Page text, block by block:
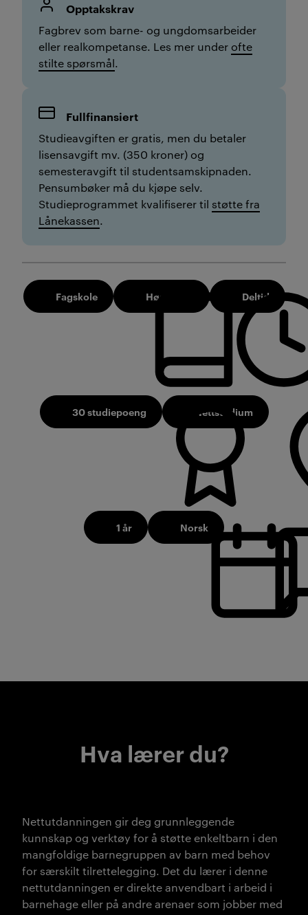
Opptakskrav
Fagbrev som barne- og ungdomsarbeider
eller realkompetanse. Les mer under ofte
stilte spørsmål.
Fullfinansiert
Studieavgiften er gratis, men du betaler
lisensavgift mv. (350 kroner) og
semesteravgift til studentsamskipnaden.
Pensumbøker må du kjøpe selv.
Studieprogrammet kvalifiserer til støtte fra
Lånekassen.
Fagskole Høst 2026 Deltid
30 studiepoeng Nettstudium
1 år Norsk
Hva lærer du?
Nettutdanningen gir deg grunnleggende
kunnskap og verktøy for å støtte enkeltbarn i den
mangfoldige barnegruppen av barn med behov
for særskilt tilrettelegging. Det du lærer i denne
nettutdanningen er direkte anvendbart i arbeid i
barnehage eller på andre arenaer som jobber med